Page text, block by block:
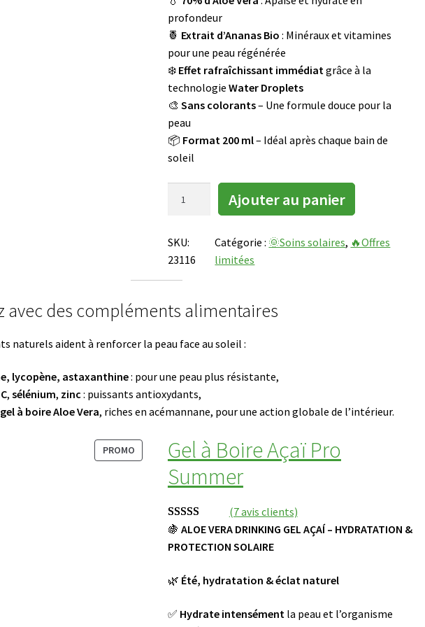
0
d
s
p
o
n
i
b
l
è
s
s
i
i
u
é
n
o
m
profondeur
🍍 Extrait d’Ananas Bio : Minéraux et vitamines
pour une peau régénérée
❄️ Effet rafraîchissant immédiatgrâce à la
technologie Water Droplets
🎨 Sans colorants– Une formule douce pour la
peau
📦 Format 200 ml– Idéal après chaque bain de
soleil
n
t
i
é
e
e
l
C
è
m
e
a
p
r
s
Ajouter au panier
SKU:
23116
Catégorie : 🌞Soins solaires, 🔥Offres
limitées
avec des compléments alimentaires
naturels aident à renforcer la peau face au soleil :
lycopène, astaxanthine: pour une peau plus résistante,
, sélénium, zinc : puissants antioxydants,
gel à boire Aloe Vera, riches en acémannane, pour une action globale de l’intérieur.
PROMOP
R
Gel à Boire Açaï Pro
Summer
Noté 5.00
sur 5 basé
7
client
(7 avis clients)
P
r
x
i
🍇 ALOE VERA DRINKING GEL AÇAÍ – HYDRATATION &
PROTECTION SOLAIRE
🌿 Été, hydratation & éclat naturel
✅ Hydrate intensément la peau et l’organisme